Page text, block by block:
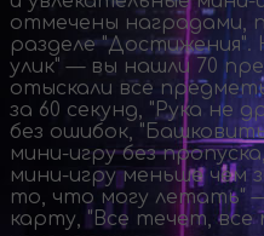
отмечены наградами,
разделе
улик" — вы нашли 70
отыскали все
за 60 секунд, "Рука
без ошибок,
мини-игрубез
мини-игруменьше чем
то, что могу летать"
карту, "Все течет, все